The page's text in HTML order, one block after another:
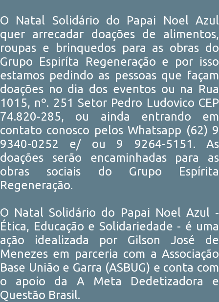
O Natal Solidário do Papai Noel Azul
quer arrecadar doações de alimentos,
roupas e brinquedos para as obras do
Grupo Espiríta Regeneração e por isso
estamos pedindo as pessoas que façam
doações no dia dos eventos ou na Rua
1015, nº. 251 Setor Pedro Ludovico CEP
74.820-285, ou ainda entrando em
contato conosco pelos Whatsapp (62) 9
9340-0252 e/ ou 9 9264-5151. As
doações serão encaminhadas para as
obras sociais do Grupo Espírita
Regeneração.
O Natal Solidário do Papai Noel Azul -
Ética, Educação e Solidariedade - é uma
ação idealizada por Gilson José de
Menezes em parceria com a Associação
Base União e Garra (ASBUG) e conta com
o apoio da A Meta Dedetizadora e
Questão Brasil.